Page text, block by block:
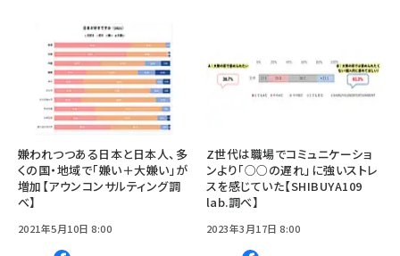
嫌われつつある日本と日本人、多
くの国・地域で「嫌い＋大嫌い」が
増加【アウンコンサルティング調
べ】
2021年5月10日 8:00
Z世代は職場でコミュニケーショ
ンより「○○の遅れ」に強いストレ
スを感じていた【SHIBUYA109
lab.調べ】
2023年3月17日 8:00